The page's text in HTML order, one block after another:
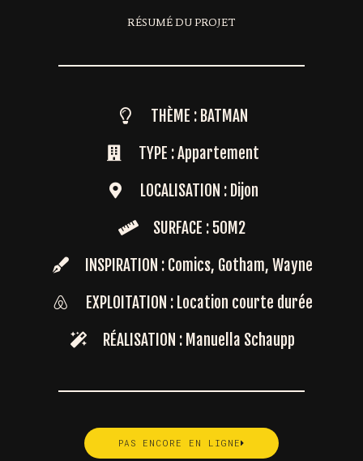
RÉSUMÉ DU PROJET
THÈME : BATMAN
TYPE : Appartement
LOCALISATION : Dijon
SURFACE : 50M2
INSPIRATION : Comics, Gotham, Wayne
EXPLOITATION : Location courte durée
RÉALISATION : Manuella Schaupp
PAS ENCORE EN LIGNE